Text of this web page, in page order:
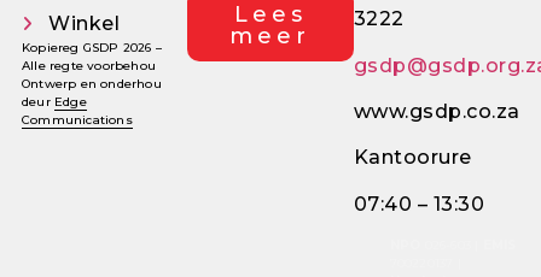
Winkel
Kopiereg GSDP 2026 –
Alle regte voorbehou
Ontwerp en onderhou
deur Edge
Communications
Lees
meer
3222
www.gsdp.co.za
Kantoorure
07:40 – 13:30